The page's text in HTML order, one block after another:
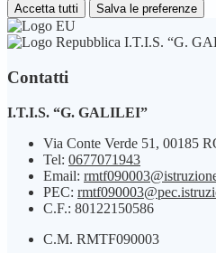
Accetta tutti Salva le preferenze
I.T.I.S. “G.
Contatti
I.T.I.S. “G. GALILEI”
Via Conte Verde 51, 00185
Tel: 0677071943
Email:
PEC:
C.F.: 80122150586
C.M. RMTF090003